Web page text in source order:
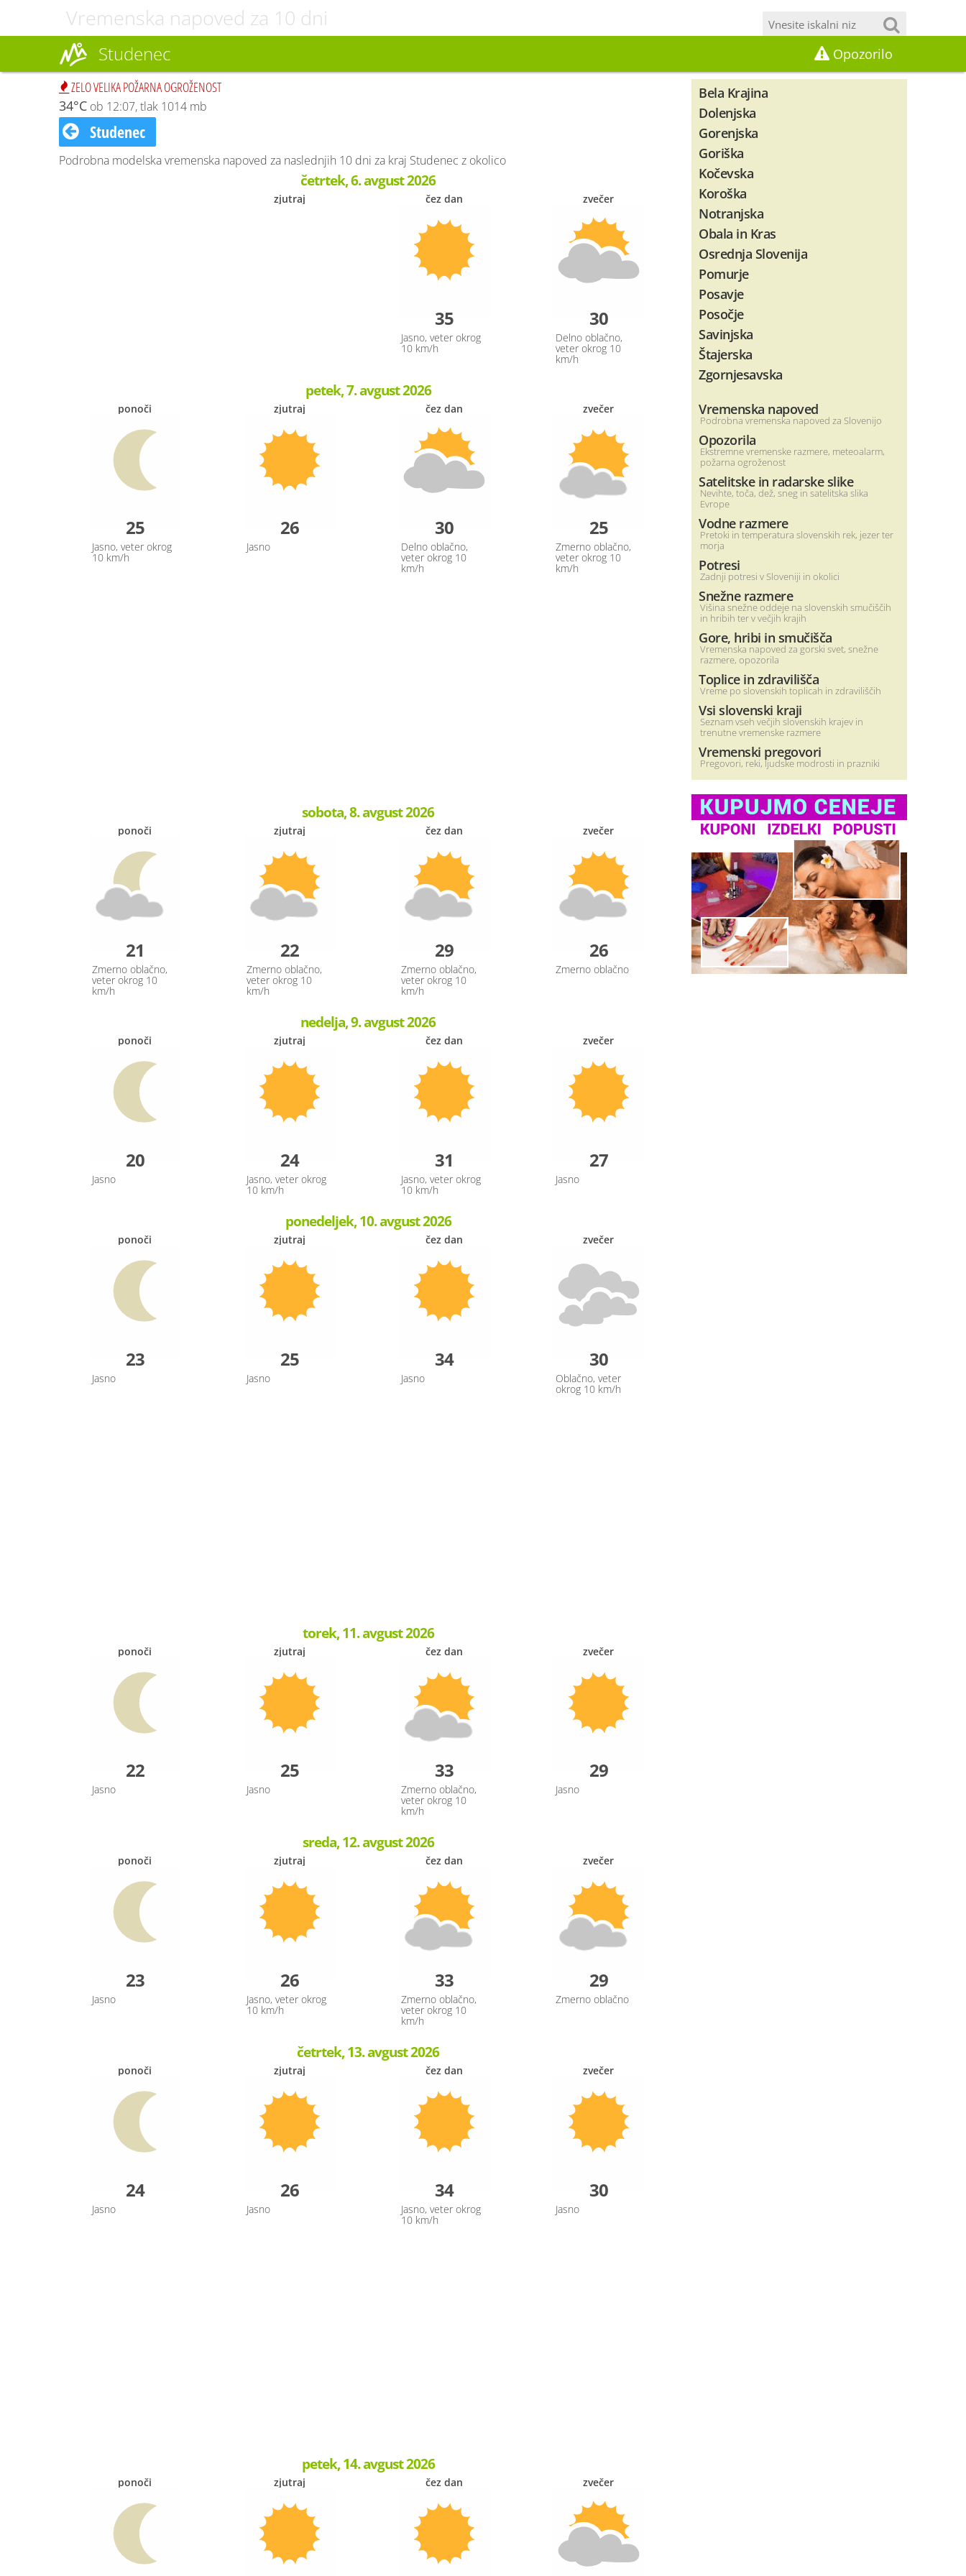
Vremenska napoved za 10 dni
Studenec Opozorilo
ZELO VELIKA POŽARNA OGROŽENOST
34°C ob 12:07, tlak 1014 mb
Studenec
Podrobna modelska vremenska napoved za naslednjih 10 dni za kraj Studenec z okolico
četrtek, 6. avgust 2026
zjutraj čez dan
35
Jasno, veter okrog
10 km/h
zvečer
30
Delno oblačno,
veter okrog 10
km/h
petek, 7. avgust 2026
ponoči
25
Jasno, veter okrog
10 km/h
zjutraj
26
Jasno
čez dan
30
Delno oblačno,
veter okrog 10
km/h
zvečer
25
Zmerno oblačno,
veter okrog 10
km/h
sobota, 8. avgust 2026
ponoči
21
Zmerno oblačno,
veter okrog 10
km/h
zjutraj
22
Zmerno oblačno,
veter okrog 10
km/h
čez dan
29
Zmerno oblačno,
veter okrog 10
km/h
zvečer
26
Zmerno oblačno
nedelja, 9. avgust 2026
ponoči
20
Jasno
zjutraj
24
Jasno, veter okrog
10 km/h
čez dan
31
Jasno, veter okrog
10 km/h
zvečer
27
Jasno
ponedeljek, 10. avgust 2026
ponoči
23
Jasno
zjutraj
25
Jasno
čez dan
34
Jasno
zvečer
30
Oblačno, veter
okrog 10 km/h
torek, 11. avgust 2026
ponoči
22
Jasno
zjutraj
25
Jasno
čez dan
33
Zmerno oblačno,
veter okrog 10
km/h
zvečer
29
Jasno
sreda, 12. avgust 2026
ponoči
23
Jasno
zjutraj
26
Jasno, veter okrog
10 km/h
čez dan
33
Zmerno oblačno,
veter okrog 10
km/h
zvečer
29
Zmerno oblačno
četrtek, 13. avgust 2026
ponoči
24
Jasno
zjutraj
26
Jasno
čez dan
34
Jasno, veter okrog
10 km/h
zvečer
30
Jasno
petek, 14. avgust 2026
ponoči zjutraj čez dan zvečer
Bela Krajina
Dolenjska
Gorenjska
Goriška
Kočevska
Koroška
Notranjska
Obala in Kras
Osrednja Slovenija
Pomurje
Posavje
Posočje
Savinjska
Štajerska
Zgornjesavska
Vremenska napoved
Podrobna vremenska napoved za Slovenijo
Opozorila
Ekstremne vremenske razmere, meteoalarm,
požarna ogroženost
Satelitske in radarske slike
Nevihte, toča, dež, sneg in satelitska slika
Evrope
Vodne razmere
Pretoki in temperatura slovenskih rek, jezer ter
morja
Potresi
Zadnji potresi v Sloveniji in okolici
Snežne razmere
Višina snežne oddeje na slovenskih smučiščih
in hribih ter v večjih krajih
Gore, hribi in smučišča
Vremenska napoved za gorski svet, snežne
razmere, opozorila
Toplice in zdravilišča
Vreme po slovenskih toplicah in zdraviliščih
Vsi slovenski kraji
Seznam vseh večjih slovenskih krajev in
trenutne vremenske razmere
Vremenski pregovori
Pregovori, reki, ljudske modrosti in prazniki